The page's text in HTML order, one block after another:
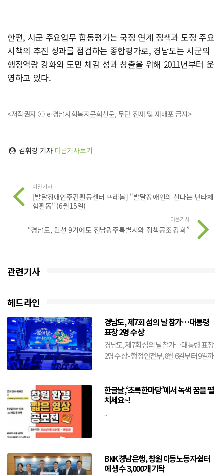
한편, 시군 주요업무 합동평가는 국정 연계 정책과 도정 주요
시책의 추진 성과를 점검하는 종합평가로, 경남도는 시군의
행정역량 강화와 도민 체감 성과 창출을 위해 2011년부터 운
영하고 있다.
<저작권자 ⓒ e-경남사회복지문화신문, 무단 전재 및 재배포 금지>
김휘경 기자 다른기사보기
이전기사
[발달장애인주간활동센터 뜨레봄] "발달장애인의 신나는 난타체
험활동" (6월15일)
다음기사
“경남도, 민선 9기에도 전남광주특별시와 정책공조 강화”
관련기사
헤드라인
경남도, 제7회 섬의 날 참가…대통령
표창 2명 수상
경남도, 제7회 섬의 날 참가…대통령 표창
2명 수상 - 행정안전부, 8월 6일부터 9일까
한글날,‘초록한마당’에서 녹색 꿈을 펼
치세요~!
...
BNK경남은행, 창원 이동노동자쉼터
에 생수 3,000개 기탁